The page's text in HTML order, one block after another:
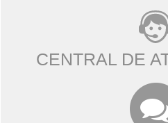
CENTRAL DE